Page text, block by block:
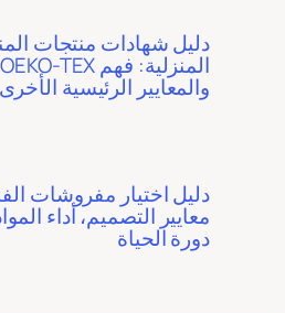
دليل شهادات منتجات
والمعايير الرئيسية الأخرى
دليل اختيار مفروشات
معايير التصميم، أداء
دورة الحياة